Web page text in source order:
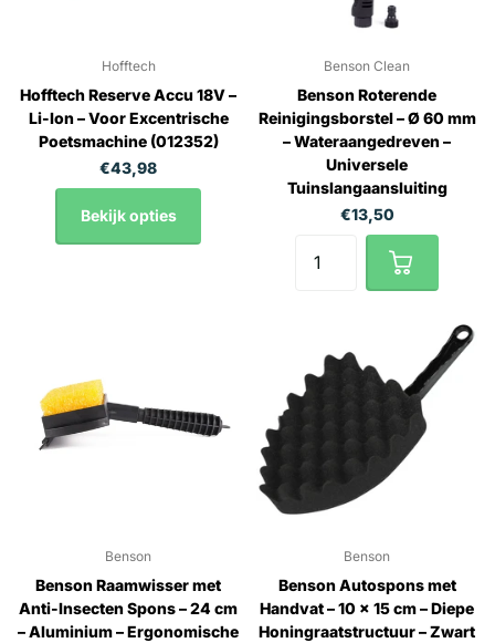
Hofftech
Hofftech Reserve Accu 18V –
Li-Ion – Voor Excentrische
Poetsmachine (012352)
€43,98
Bekijk opties
Benson Clean
Benson Roterende
Reinigingsborstel – Ø 60 mm
– Wateraangedreven –
Universele
Tuinslangaansluiting
€13,50
Benson
Benson Raamwisser met
Anti-Insecten Spons – 24 cm
– Aluminium – Ergonomische
Benson
Benson Autospons met
Handvat – 10 x 15 cm – Diepe
Honingraatstructuur – Zwart